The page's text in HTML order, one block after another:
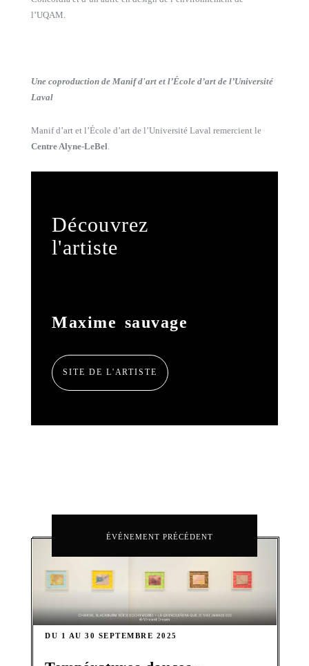
l’UQAM.
Une coproduction de Manif d'art et l’École d’art de l’Université
Laval
Manif d’art et l’École d’art de l’Université Laval remercient le
Centre Alyne-LeBel
Découvrez
l'artiste
Maxime sauvage
SITE DE L'ARTISTE
ÉVÉNEMENT PRÉCÉDENT
DU 1 AU 30 SEPTEMBRE 2025